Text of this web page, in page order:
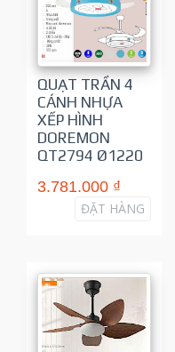
QUẠT TRẦN 4
CÁNH NHỰA
XẾP HÌNH
DOREMON
QT2794 Ø1220
3.781.000 ₫
ĐẶT HÀNG